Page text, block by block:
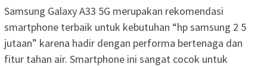
Samsung Galaxy A33 5G merupakan rekomendasi
smartphone terbaik untuk kebutuhan “hp samsung 2 5
jutaan” karena hadir dengan performa bertenaga dan
fitur tahan air. Smartphone ini sangat cocok untuk